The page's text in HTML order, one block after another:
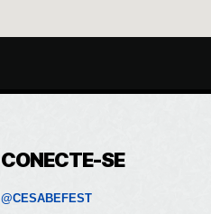
CONECTE-SE
@CESABEFEST